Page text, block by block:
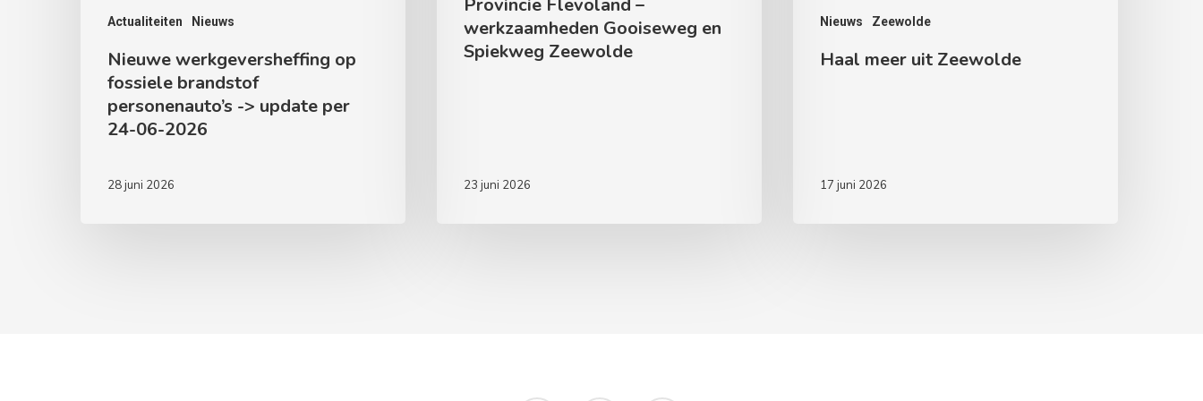
Actualiteiten Nieuws
2026
Nieuwe werkgeversheffing op
fossiele brandstof
personenauto’s -> update per
24-06-2026
28 juni 2026
werkzaamheden Gooiseweg en
Spiekweg Zeewolde
23 juni 2026
Nieuws Zeewolde
Haal meer uit Zeewolde
17 juni 2026